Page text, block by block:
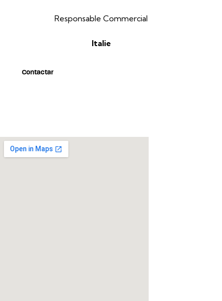
Responsable Commercial
Italie
Contactar